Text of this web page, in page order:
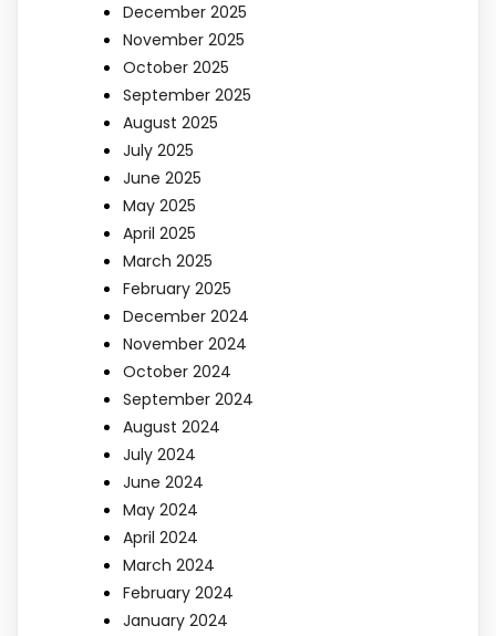
December 2025
November 2025
October 2025
September 2025
August 2025
July 2025
June 2025
May 2025
April 2025
March 2025
February 2025
December 2024
November 2024
October 2024
September 2024
August 2024
July 2024
June 2024
May 2024
April 2024
March 2024
February 2024
January 2024